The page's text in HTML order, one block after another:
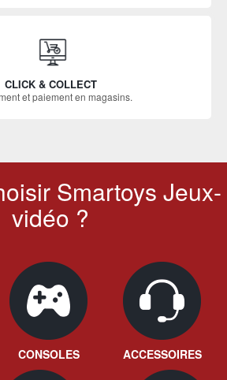
CLICK & COLLECT
et paiement en magasins.
Smartoys Jeux-
vidéo ?
CONSOLES ACCESSOIRES